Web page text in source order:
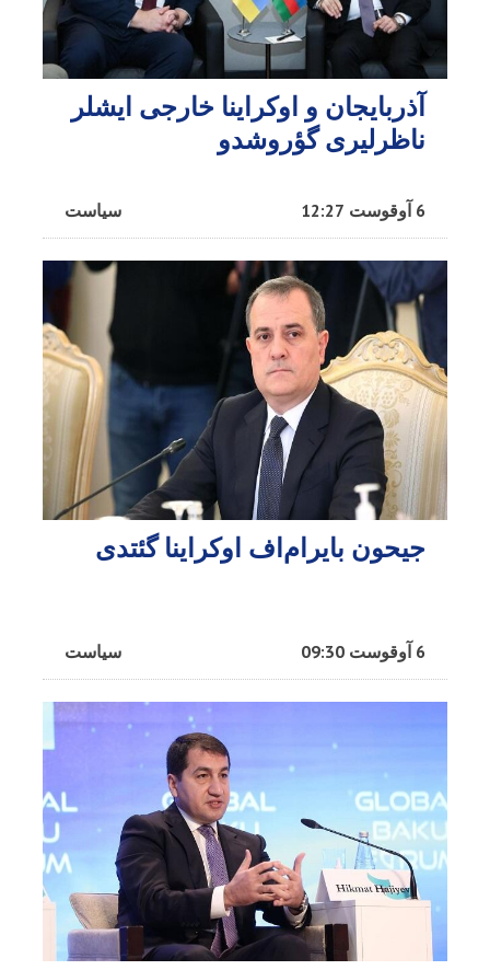
آذربایجان و اوکراینا خارجی ایشلر
ناظرلیری گؤروشدو
سیاست 6 آوقوست 12:27
جیحون بایرام‌اف اوکراینا گئتدی
سیاست 6 آوقوست 09:30